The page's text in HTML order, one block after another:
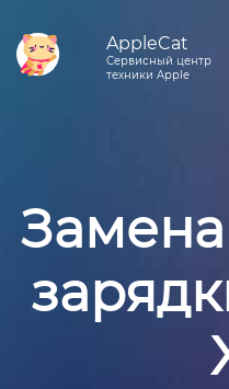
AppleCat
Сервисный центр
техники Apple